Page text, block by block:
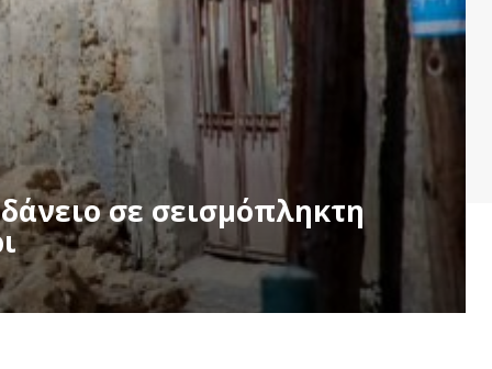
σε σεισμόπληκτη